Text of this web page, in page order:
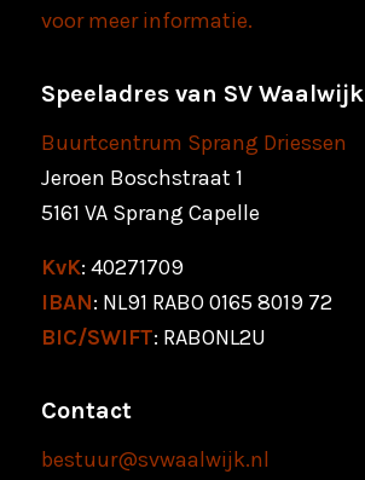
voor meer informatie.
Speeladres van SV Waalwijk
Buurtcentrum Sprang Driessen
Jeroen Boschstraat 1
5161 VA Sprang Capelle
KvK: 40271709
IBAN: NL91 RABO 0165 8019 72
BIC/SWIFT: RABONL2U
Contact
bestuur@svwaalwijk.nl